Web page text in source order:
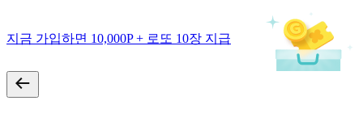
지금 가입하면 10,000P + 로또 10장 지급